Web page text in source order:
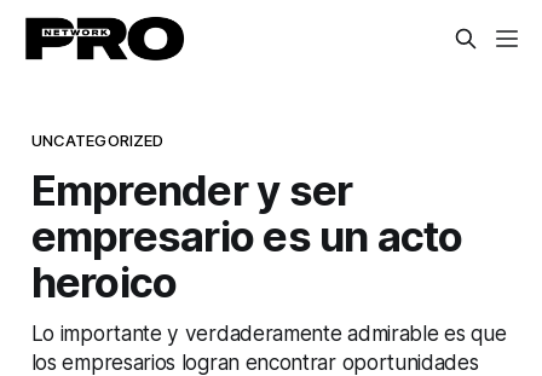
UNCATEGORIZED
Emprender y ser
empresario es un acto
heroico
Lo importante y verdaderamente admirable es que
los empresarios logran encontrar oportunidades